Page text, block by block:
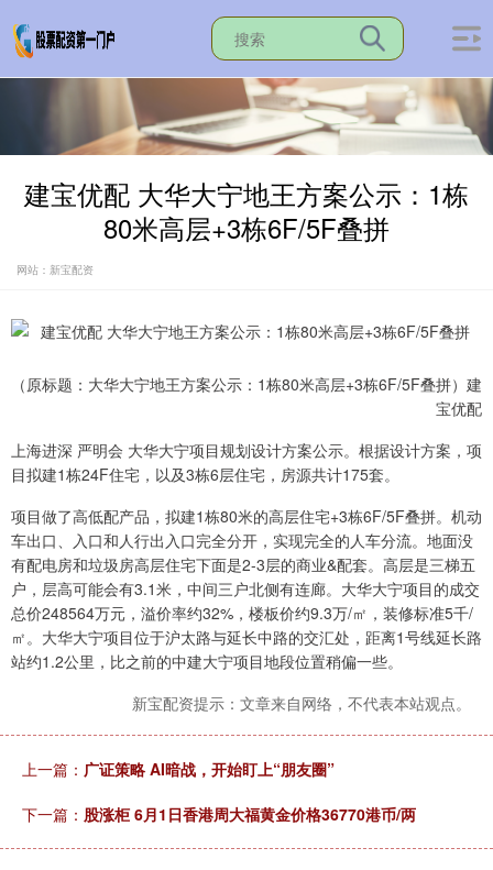
建宝优配 大华大宁地王方案公示：1栋
80米高层+3栋6F/5F叠拼
网站：新宝配资
（原标题：大华大宁地王方案公示：1栋80米高层+3栋6F/5F叠拼）建
宝优配
上海进深 严明会 大华大宁项目规划设计方案公示。根据设计方案，项
目拟建1栋24F住宅，以及3栋6层住宅，房源共计175套。
项目做了高低配产品，拟建1栋80米的高层住宅+3栋6F/5F叠拼。机动
车出口、入口和人行出入口完全分开，实现完全的人车分流。地面没
有配电房和垃圾房高层住宅下面是2-3层的商业&配套。高层是三梯五
户，层高可能会有3.1米，中间三户北侧有连廊。大华大宁项目的成交
总价248564万元，溢价率约32%，楼板价约9.3万/㎡，装修标准5千/
㎡。大华大宁项目位于沪太路与延长中路的交汇处，距离1号线延长路
站约1.2公里，比之前的中建大宁项目地段位置稍偏一些。
新宝配资提示：文章来自网络，不代表本站观点。
上一篇： 广证策略 AI暗战，开始盯上“朋友圈”
下一篇： 股涨柜 6月1日香港周大福黄金价格36770港币/两